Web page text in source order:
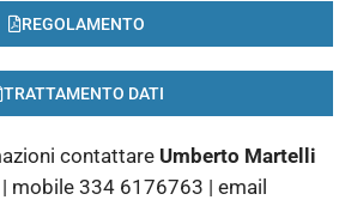
REGOLAMENTO
TRATTAMENTO DATI
contattare Umberto Martelli
mobile 334 6176763 | email